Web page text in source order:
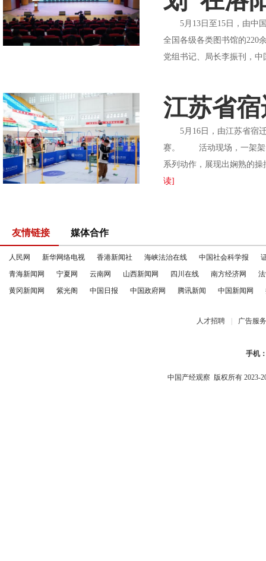
5月13日至15日，由中国
全国各级各类图书馆的220
党组书记、局长李振刊，
江苏省
5月16日，由江苏省宿迁
赛。 活动现场，一架架无
系列动作，展现出娴熟的
读]
友情链接 媒体合作
人民网 新华网络电视 香港新闻社 海峡法治在线 中国社会科学报
青海新闻网
宁夏网 云南网 山西新闻网 四川在线 南方经济网
黄冈新闻网
紫光阁 中国日报 中国政府网 腾讯新闻 中国新闻网
人才招聘 广告服务
手机
中国产经观察 版权所有 2023-